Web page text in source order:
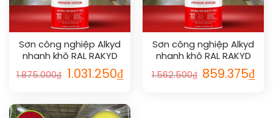
Sơn công nghiệp Alkyd
nhanh khô RAL RAKYD
QD 1023
1.875.000₫ 1.031.250₫
Sơn công nghiệp Alkyd
nhanh khô RAL RAKYD
QD 1014
1.562.500₫ 859.375₫